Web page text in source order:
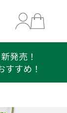
発売！
すめ！